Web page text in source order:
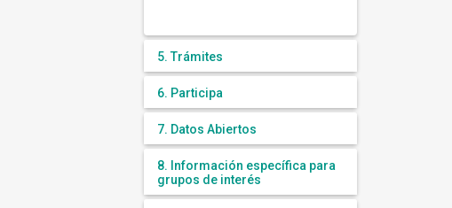
5. Trámites
6. Participa
7. Datos Abiertos
8. Información específica para
grupos de interés